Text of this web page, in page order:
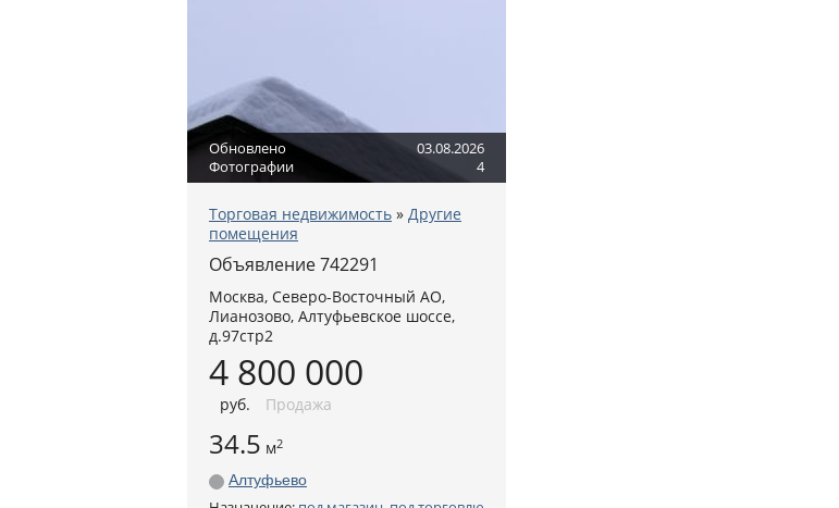
Обновлено
03.08.2026
Фотографии
4
Торговая недвижимость » Другие
помещения
Объявление 742291
Москва, Северо-Восточный АО,
Лианозово, Алтуфьевское шоссе,
д.97стр2
4 800 000
руб. Продажа
34.5 м2
Алтуфьево